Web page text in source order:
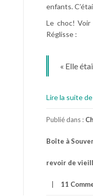
enfants.
Le choc!
Réglisse :
« Elle
Lire la suite de
Publié dans :
Boîte à
revoir de
11